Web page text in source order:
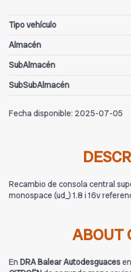
Tipo vehículo
Almacén
SubAlmacén
SubSubAlmacén
Fecha disponible: 2025-07-05
Recambio de consola central
monospace (ud_) 1.8 i 16v
ABOUT
En DRA Balear Autodesguaces